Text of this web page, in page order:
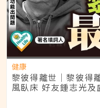
健康
黎彼得離世｜黎彼得
風臥床 好友鍾志光